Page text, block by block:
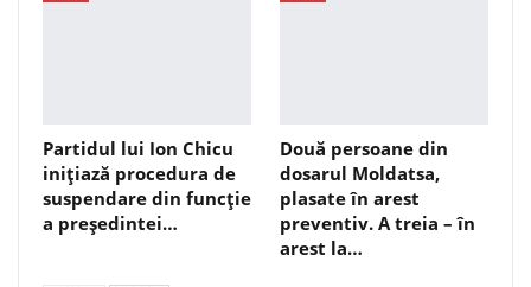
Partidul lui Ion Chicu
inițiază procedura de
suspendare din funcție
a președintei…
Două persoane din
dosarul Moldatsa,
plasate în arest
preventiv. A treia – în
arest la…